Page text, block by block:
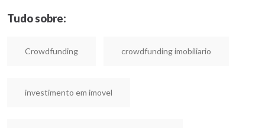
Tudo sobre:
Crowdfunding crowdfunding imobiliario
investimento em imovel